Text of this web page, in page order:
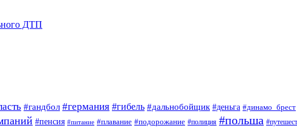
ДТП
#гандбол #германия #гибель #дальнобойщик #деньга #динамо_брест
#пенсия #питание #плавание #подорожание #полиция #польша